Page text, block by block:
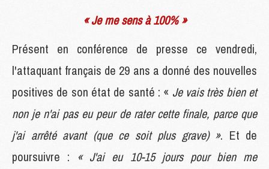
« Je me sens à 100% »
Présent en conférence de presse ce vendredi,
l'attaquant français de 29 ans a donné des nouvelles
positives de son état de santé : « Je vais très bien et
non je n'ai pas eu peur de rater cette finale, parce que
j'ai arrêté avant (que ce soit plus grave) ». Et de
poursuivre : « J'ai eu 10-15 jours pour bien me